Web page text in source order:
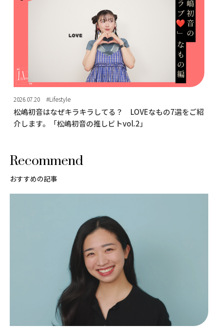
2026.07.20 #Lifestyle
松嶋初音はなぜキラキラしてる？ LOVEなもの7選をご紹
介します。「松嶋初音の推しビトvol.2」
Recommend
おすすめの記事